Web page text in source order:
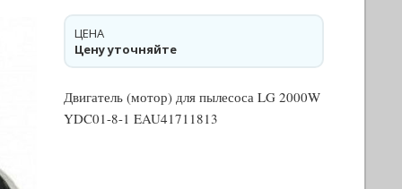
Цену уточняйте
ЦЕНА
Двигатель (мотор) для пылесоса LG 2000W
YDC01-8-1 EAU41711813